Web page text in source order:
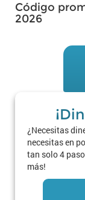
Código
2026
¿Necesitas
necesitas en
tan solo 4
más!